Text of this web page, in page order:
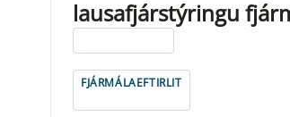
lausafjárstýringu
FJÁRMÁLAEFTIRLIT